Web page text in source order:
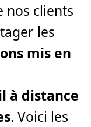
nos clients
les
mis en
à distance
. Voici les